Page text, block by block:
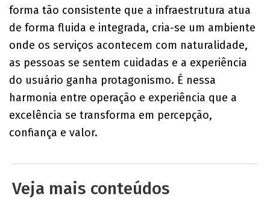
forma tão consistente que a infraestrutura atua
de forma fluida e integrada, cria-se um ambiente
onde os serviços acontecem com naturalidade,
as pessoas se sentem cuidadas e a experiência
do usuário ganha protagonismo. É nessa
harmonia entre operação e experiência que a
excelência se transforma em percepção,
confiança e valor.
Veja mais conteúdos